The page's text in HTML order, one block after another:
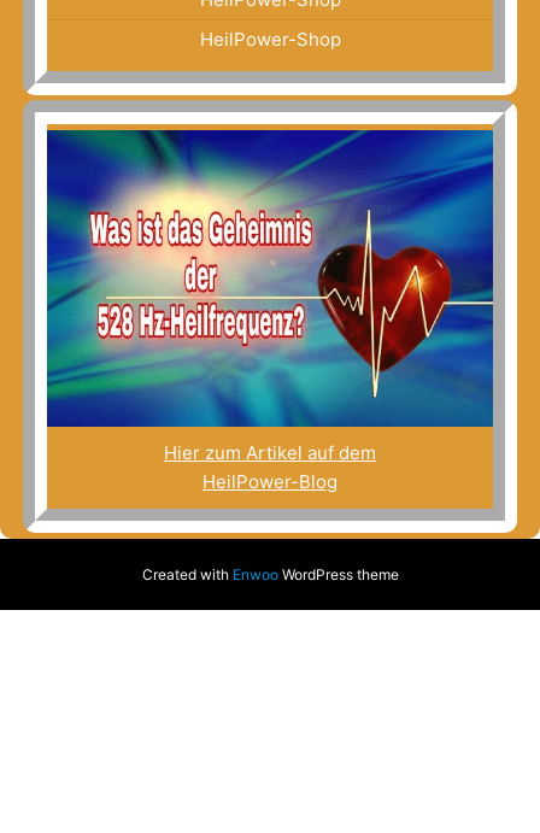
HeilPower-Shop
Hier zum Artikel auf dem
HeilPower-Blog
Created with EnwooWordPress theme